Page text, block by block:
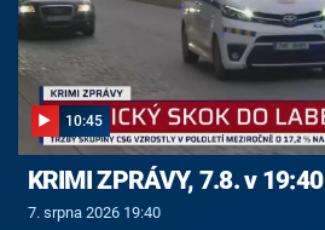
10:45
KRIMI ZPRÁVY, 7.8. v 19:40
7. srpna 2026 19:40